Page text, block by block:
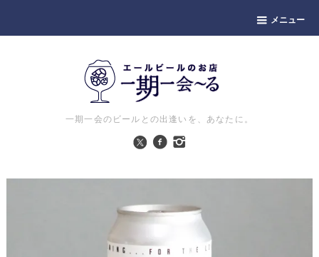
メニュー
一期一会のビールとの出逢いを、あなたに。